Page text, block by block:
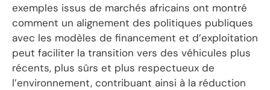
exemples issus de marchés africains ont montré
comment un alignement des politiques publiques
avec les modèles de financement et d’exploitation
peut faciliter la transition vers des véhicules plus
récents, plus sûrs et plus respectueux de
l’environnement, contribuant ainsi à la réduction